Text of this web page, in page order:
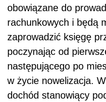
obowiązane do
rachunkowych i będą
zaprowadzić księgę
poczynając od
następującego po
w życie nowelizacja.
dochód stanowiący